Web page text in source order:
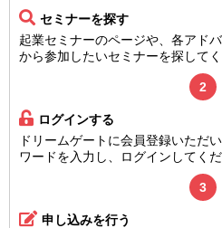
セミナーを探す
起業セミナーのページや、各アド
から参加したいセミナーを探してく
2
ログインする
ドリームゲートに会員登録いただ
ワードを入力し、ログインしてくだ
3
申し込みを行う